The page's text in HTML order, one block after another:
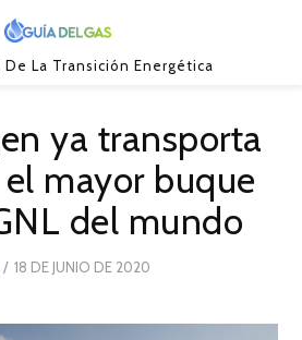
De La Transición Energética
ya transporta
mayor buque
del mundo
POSTED
18 DE JUNIO DE 2020